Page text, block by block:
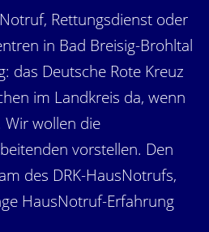
Rettungsdienst oder
in Bad Breisig-Brohltal
das Deutsche Rote Kreuz
im Landkreis da, wenn
Wir wollen die
vorstellen. Den
des DRK-HausNotrufs,
HausNotruf-Erfahrung